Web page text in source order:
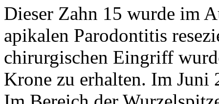
Dieser Zahn 15 wurde im
apikalen Parodontitis
chirurgischen Eingriff
Krone zu erhalten. Im Juni